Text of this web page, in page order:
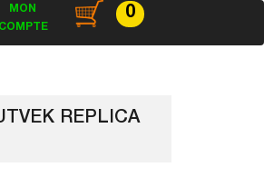
MON
COMPTE
0
REPLICA